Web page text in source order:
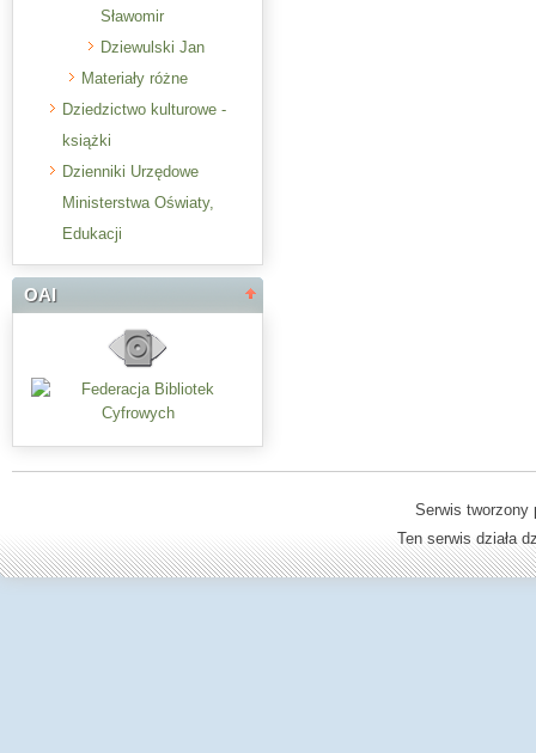
Sławomir
Dziewulski Jan
Materiały różne
Dziedzictwo kulturowe -
książki
Dzienniki Urzędowe
Ministerstwa Oświaty,
Edukacji
OAI
Serwis
Ten serwis działa